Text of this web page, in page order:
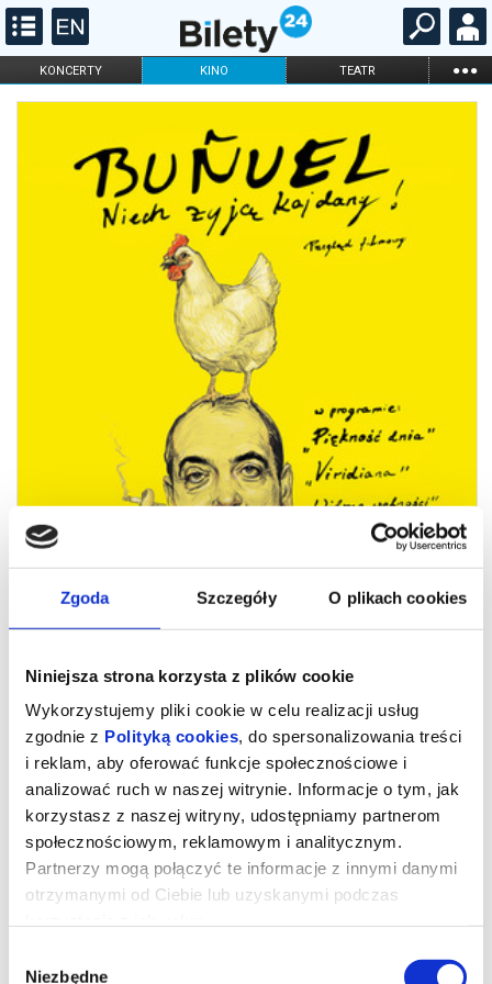
Zgoda Szczegóły O plikach cookies
Niniejsza strona korzysta z plików cookie
Wykorzystujemy pliki cookie w celu realizacji usług
zgodnie z Polityką cookies, do spersonalizowania treści
i reklam, aby oferować funkcje społecznościowe i
analizować ruch w naszej witrynie. Informacje o tym, jak
korzystasz z naszej witryny, udostępniamy partnerom
społecznościowym, reklamowym i analitycznym.
Partnerzy mogą połączyć te informacje z innymi danymi
otrzymanymi od Ciebie lub uzyskanymi podczas
Niezbędne
KONCERTY KINO TEATR ...
FILHARMONIA OPERA I BALET
ONLINE KARNETY
Buñuel. Widmo wolności
Ostatni etap kariery był dla Luisa Buñuela okresem wyjątkowo
owocnym: po nagrodzonym Oscarem „Dyskretnym uroku
najważniejszych i najbardziej wywrotowych filmów.Buñuel
idei surrealizmu, pozbawione tradycyjnej fabuły, składające się
natomiast z serii absurdalnych, zaskakujących scen, często